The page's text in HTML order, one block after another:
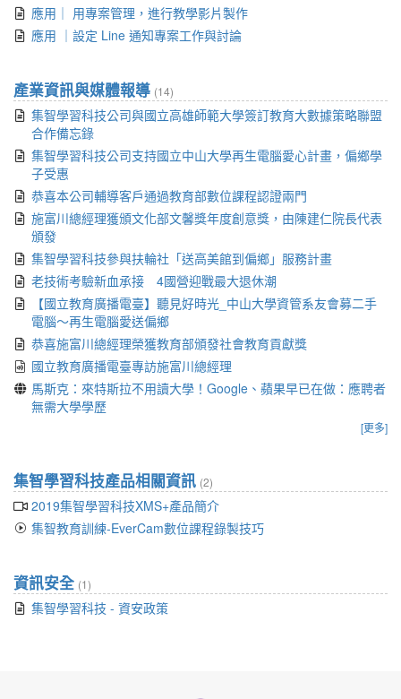
應用｜ 用專案管理，進行教學影片製作
應用 ｜設定 Line 通知專案工作與討論
產業資訊與媒體報導 (14)
集智學習科技公司與國立高雄師範大學簽訂教育大數據策略聯盟
合作備忘錄
集智學習科技公司支持國立中山大學再生電腦愛心計畫，偏鄉學
子受惠
恭喜本公司輔導客戶通過教育部數位課程認證兩門
施富川總經理獲頒文化部文馨獎年度創意獎，由陳建仁院長代表
頒發
集智學習科技參與扶輪社「送高美館到偏鄉」服務計畫
老技術考驗新血承接 4國營迎戰最大退休潮
【國立教育廣播電臺】聽見好時光_中山大學資管系友會募二手
電腦～再生電腦愛送偏鄉
恭喜施富川總經理榮獲教育部頒發社會教育貢獻獎
國立教育廣播電臺專訪施富川總經理
馬斯克：來特斯拉不用讀大學！Google、蘋果早已在做：應聘者
無需大學學歷
[更多]
集智學習科技產品相關資訊 (2)
2019集智學習科技XMS+產品簡介
集智教育訓練-EverCam數位課程錄製技巧
資訊安全 (1)
集智學習科技 - 資安政策